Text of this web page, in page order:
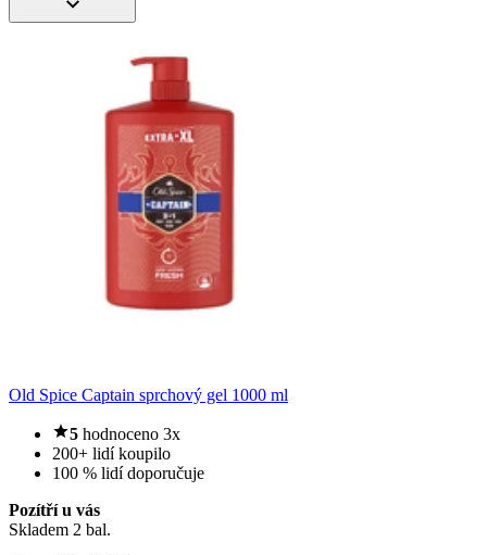
Old Spice Captain sprchový gel 1000 ml
5 hodnoceno 3x
200+ lidí koupilo
100 % lidí doporučuje
Pozítří u vás
Skladem 2 bal.